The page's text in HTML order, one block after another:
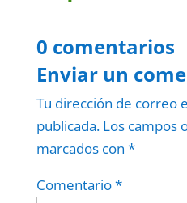
0 comentarios
Enviar un
Tu dirección de correo
publicada. Los campos
marcados con *
Comentario*